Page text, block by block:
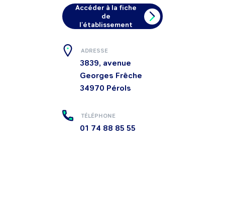
Accéder à la fiche
de
l'établissement
ADRESSE
3839, avenue
Georges Frêche
34970 Pérols
TÉLÉPHONE
01 74 88 85 55